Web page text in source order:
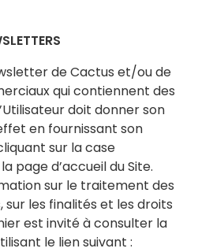
de Cactus et/ou de
qui contiennent des
doit donner son
en fournissant son
sur la case
page d’accueil du Site.
sur le traitement des
les finalités et les droits
est invité à consulter la
le lien suivant :